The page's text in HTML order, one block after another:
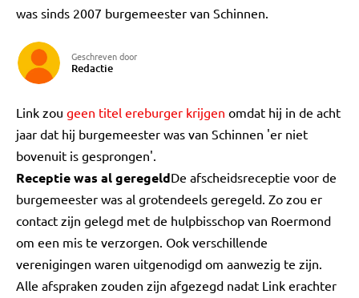
was sinds 2007 burgemeester van Schinnen.
Geschreven door
Redactie
Link zou geen titel ereburger krijgen omdat hij in de acht
jaar dat hij burgemeester was van Schinnen 'er niet
bovenuit is gesprongen'.
Receptie was al geregeldDe afscheidsreceptie voor de
burgemeester was al grotendeels geregeld. Zo zou er
contact zijn gelegd met de hulpbisschop van Roermond
om een mis te verzorgen. Ook verschillende
verenigingen waren uitgenodigd om aanwezig te zijn.
Alle afspraken zouden zijn afgezegd nadat Link erachter